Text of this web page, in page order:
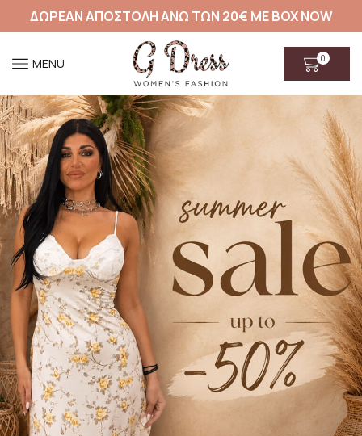
ΔΩΡΕΑΝ ΑΠΟΣΤΟΛΗ ΑΝΩ ΤΩΝ 20€ ΜΕ BOX NOW
MENU 0